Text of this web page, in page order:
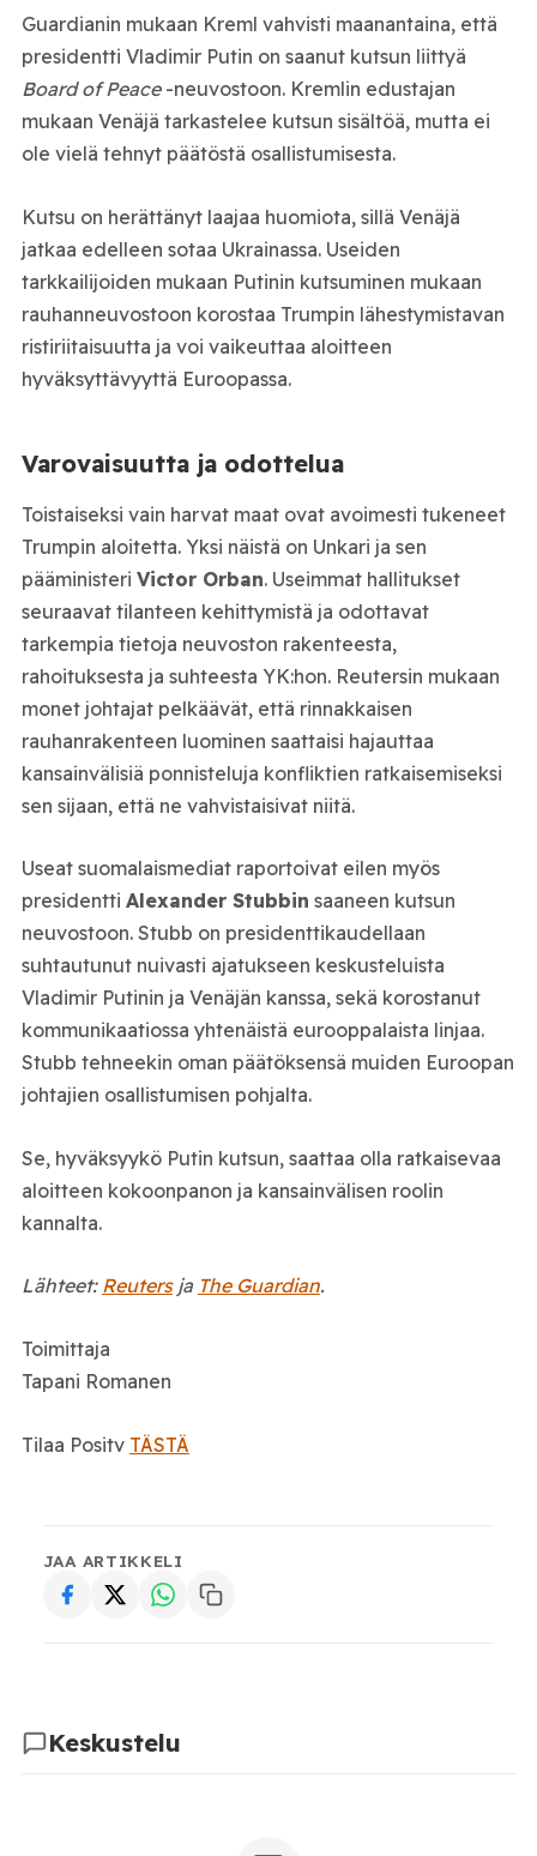
Guardianin mukaan Kreml vahvisti maanantaina, että
presidentti Vladimir Putin on saanut kutsun liittyä
Board of Peace-neuvostoon. Kremlin edustajan
mukaan Venäjä tarkastelee kutsun sisältöä, mutta ei
ole vielä tehnyt päätöstä osallistumisesta.
Kutsu on herättänyt laajaa huomiota, sillä Venäjä
jatkaa edelleen sotaa Ukrainassa. Useiden
tarkkailijoiden mukaan Putinin kutsuminen mukaan
rauhanneuvostoon korostaa Trumpin lähestymistavan
ristiriitaisuutta ja voi vaikeuttaa aloitteen
hyväksyttävyyttä Euroopassa.
Varovaisuutta ja odottelua
Toistaiseksi vain harvat maat ovat avoimesti tukeneet
Trumpin aloitetta. Yksi näistä on Unkari ja sen
pääministeri Victor Orban. Useimmat hallitukset
seuraavat tilanteen kehittymistä ja odottavat
tarkempia tietoja neuvoston rakenteesta,
rahoituksesta ja suhteesta YK:hon. Reutersin mukaan
monet johtajat pelkäävät, että rinnakkaisen
rauhanrakenteen luominen saattaisi hajauttaa
kansainvälisiä ponnisteluja konfliktien ratkaisemiseksi
sen sijaan, että ne vahvistaisivat niitä.
Useat suomalaismediat raportoivat eilen myös
presidentti Alexander Stubbin saaneen kutsun
neuvostoon. Stubb on presidenttikaudellaan
suhtautunut nuivasti ajatukseen keskusteluista
Vladimir Putinin ja Venäjän kanssa, sekä korostanut
kommunikaatiossa yhtenäistä eurooppalaista linjaa.
Stubb tehneekin oman päätöksensä muiden Euroopan
johtajien osallistumisen pohjalta.
Se, hyväksyykö Putin kutsun, saattaa olla ratkaisevaa
aloitteen kokoonpanon ja kansainvälisen roolin
kannalta.
Lähteet: Reutersja The Guardian.
Toimittaja
Tapani Romanen
Tilaa Positv TÄSTÄ
JAA ARTIKKELI
Keskustelu